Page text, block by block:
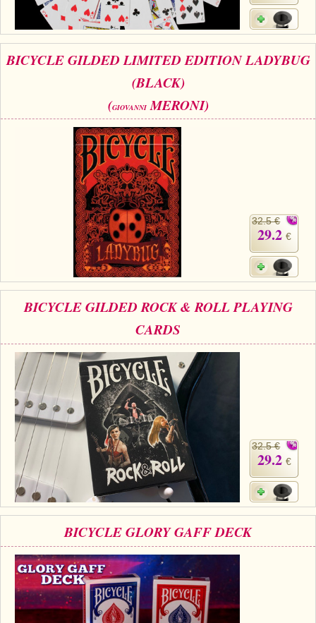
BICYCLE GILDED LIMITED EDITION LADYBUG
(BLACK)
(GIOVANNIMERONI)
32.5 €
29.2 €
BICYCLE GILDED ROCK & ROLL PLAYING
CARDS
32.5 €
29.2 €
BICYCLE GLORY GAFF DECK